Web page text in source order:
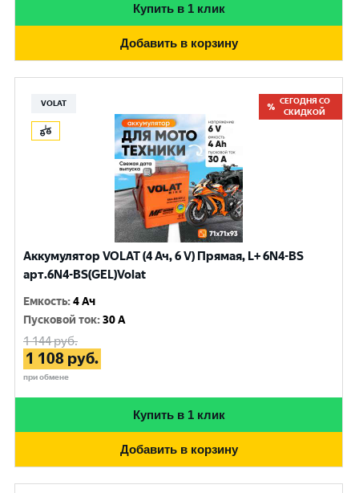
Купить в 1 клик
Добавить в корзину
VOLAT
СЕГОДНЯ СО
СКИДКОЙ
Аккумулятор VOLAT (4 Ач, 6 V) Прямая, L+ 6N4-BS
арт.6N4-BS(GEL)Volat
Емкость:4 Ач
Пусковой ток:30 A
1 144руб.
1 108 руб.
при обмене
Купить в 1 клик
Добавить в корзину